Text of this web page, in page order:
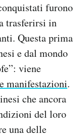
furono
trasferirsi in
Questa prima
e dal mondo
viene
manifestazioni.
che ancora
del loro
una delle